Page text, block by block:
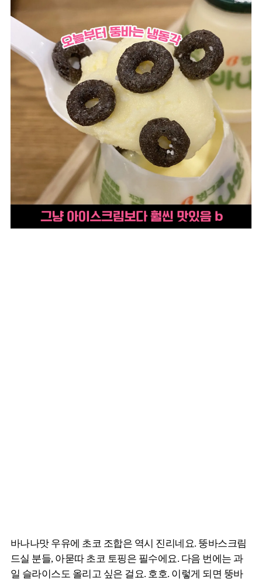
바나나맛 우유에 초코 조합은 역시 진리네요. 뚱바스크림
드실 분들, 아묻따 초코 토핑은 필수에요. 다음 번에는 과
일 슬라이스도 올리고 싶은 걸요. 호호. 이렇게 되면 뚱바